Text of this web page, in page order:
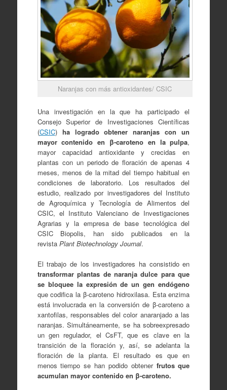
Naranjas con más antioxidantes/ CSIC
Una investigación en la que ha participado el
Consejo Superior de Investigaciones Científicas
(CSIC) ha logrado obtener naranjas con un
mayor contenido en β-caroteno en la pulpa,
mayor capacidad antioxidante y crecidas en
plantas con un periodo de floración de apenas 4
meses, menos de la mitad del tiempo habitual en
condiciones de laboratorio. Los resultados del
estudio, realizado por investigadores del Instituto
de Agroquímica y Tecnología de Alimentos del
CSIC, el Instituto Valenciano de Investigaciones
Agrarias y la empresa de base tecnológica del
CSIC Biopolis, han sido publicados en la
revista Plant Biotechnology Journal.
El trabajo de los investigadores ha consistido en
transformar plantas de naranja dulce para que
se bloquee la expresión de un gen endógeno
que codifica la β-caroteno hidroxilasa. Esta enzima
está involucrada en la conversión de β-caroteno a
xantofilas, responsables del color anaranjado a las
naranjas. Simultáneamente, se ha sobreexpresado
un gen regulador, el CsFT, que es clave en la
transición de la floración y, así, se adelanta la
floración de la planta. El resultado es que en
menos tiempo se han podido obtener frutos que
acumulan mayor contenido en β-caroteno.